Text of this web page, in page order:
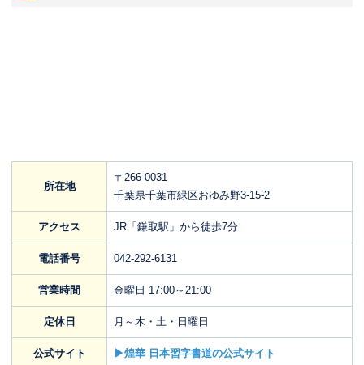
所在地
〒266-0031
千葉県千葉市緑区おゆみ野3-15-2
アクセス JR「鎌取駅」から徒歩7分
電話番号 042-292-6131
営業時間 金曜日 17:00～21:00
定休日 月～木・土・日曜日
公式サイト ▶煌華 日本習字書道の公式サイト